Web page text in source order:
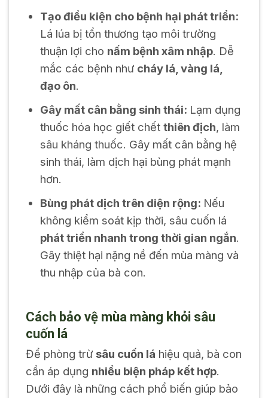
Tạo điều kiện cho bệnh hại phát triển:
Lá lúa bị tổn thương tạo môi trường
thuận lợi cho nấm bệnh xâm nhập. Dễ
mắc các bệnh như cháy lá, vàng lá,
đạo ôn.
Gây mất cân bằng sinh thái: Lạm dụng
thuốc hóa học giết chết thiên địch, làm
sâu kháng thuốc. Gây mất cân bằng hệ
sinh thái, làm dịch hại bùng phát mạnh
hơn.
Bùng phát dịch trên diện rộng: Nếu
không kiểm soát kịp thời, sâu cuốn lá
phát triển nhanh trong thời gian ngắn.
Gây thiệt hại nặng nề đến mùa màng và
thu nhập của bà con.
Cách bảo vệ mùa màng khỏi sâu
cuốn lá
Để phòng trừ sâu cuốn lá hiệu quả, bà con
cần áp dụng nhiều biện pháp kết hợp.
Dưới đây là những cách phổ biến giúp bảo